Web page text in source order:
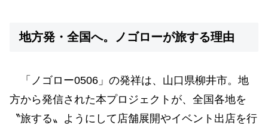
地方発・全国へ。ノゴローが旅する理由
「ノゴロー0506」の発祥は、山口県柳井市。地
方から発信された本プロジェクトが、全国各地を
〝旅する〟ようにして店舗展開やイベント出店を行